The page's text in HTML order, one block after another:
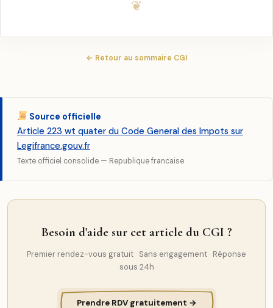
← Retour au sommaire CGI
Source officielle
Article 223 wt quater du Code General des Impots sur
Legifrance.gouv.fr
Texte officiel consolide — Republique francaise
Besoin d'aide sur cet article du CGI ?
Premier rendez-vous gratuit · Sans engagement · Réponse
sous 24h
Prendre RDV gratuitement →